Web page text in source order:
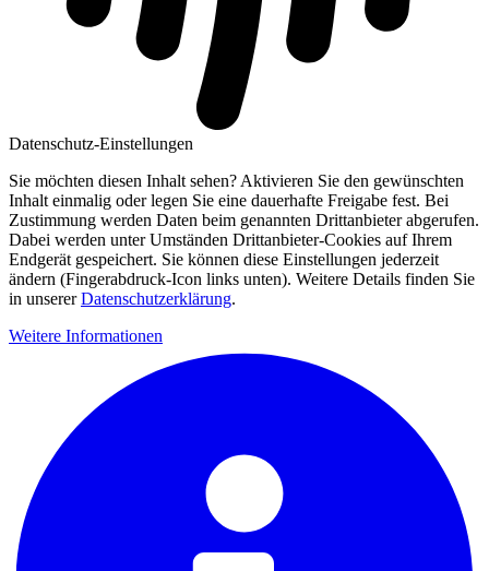
Datenschutz-Einstellungen
Sie möchten diesen Inhalt sehen? Aktivieren Sie den gewünschten
Inhalt einmalig oder legen Sie eine dauerhafte Freigabe fest. Bei
Zustimmung werden Daten beim genannten Drittanbieter abgerufen.
Dabei werden unter Umständen Drittanbieter-Cookies auf Ihrem
Endgerät gespeichert. Sie können diese Einstellungen jederzeit
ändern (Fingerabdruck-Icon links unten). Weitere Details finden Sie
in unsererDatenschutzerklärung.
Weitere Informationen